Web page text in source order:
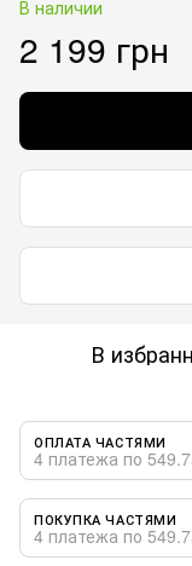
В наличии
2 199 грн
В
ОПЛАТА ЧАСТЯМИ
4 платежа по
ПОКУПКА ЧАСТЯМИ
4 платежа по